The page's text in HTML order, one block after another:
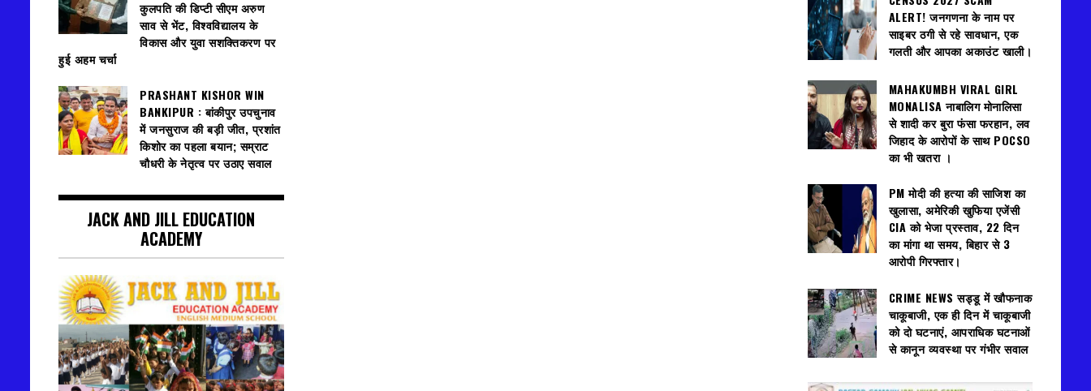
कुलपति की डिप्टी सीएम अरुण
साव से भेंट, विश्वविद्यालय के
विकास और युवा सशक्तिकरण पर
हुई अहम चर्चा
PRASHANT KISHOR WIN
BANKIPUR : बांकीपुर उपचुनाव
में जनसुराज की बड़ी जीत, प्रशांत
किशोर का पहला बयान; सम्राट
चौधरी के नेतृत्व पर उठाए सवाल
JACK AND JILL EDUCATION
ACADEMY
ALERT! जनगणना के नाम पर
साइबर ठगी से रहे सावधान, एक
गलती और आपका अकाउंट खाली।
MAHAKUMBH VIRAL GIRL
MONALISA नाबालिग मोनालिसा
से शादी कर बुरा फंसा फरहान, लव
जिहाद के आरोपों के साथ POCSO
का भी खतरा ।
PM मोदी की हत्या की साजिश का
खुलासा, अमेरिकी खुफिया एजेंसी
CIA को भेजा प्रस्ताव, 22 दिन
का मांगा था समय, बिहार से 3
आरोपी गिरफ्तार।
CRIME NEWS सड्डू में खौफनाक
चाकूबाजी, एक ही दिन में चाकूबाजी
को दो घटनाएं, आपराधिक घटनाओं
से कानून व्यवस्था पर गंभीर सवाल